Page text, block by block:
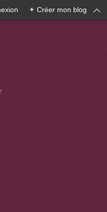
+ Créer mon blog